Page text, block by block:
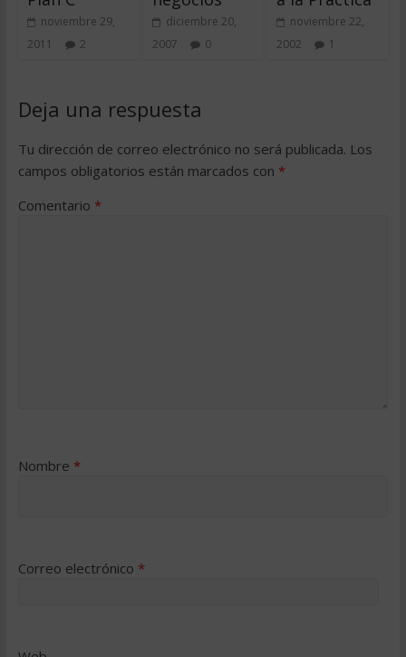
noviembre 29,
2011
2
diciembre 20,
2007
0
noviembre 22,
2002
1
Deja una respuesta
Tu dirección de correo electrónico no será publicada. Los
campos obligatorios están marcados con *
Comentario *
Nombre *
Correo electrónico *